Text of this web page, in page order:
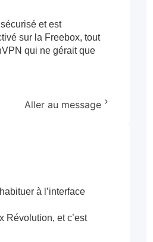
et est
sur la Freebox, tout
qui ne gérait que
Aller au message
à l’interface
Révolution, et c’est